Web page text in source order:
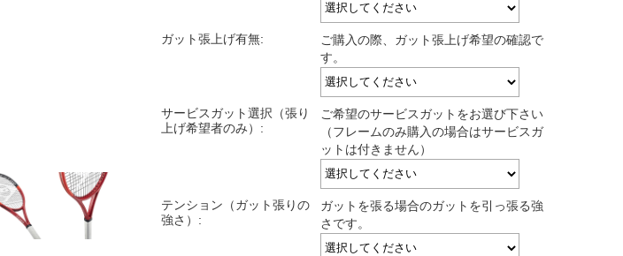
ガット張上げ有無:
ご購入の際、ガット張上げ希望の確認で
す。
サービスガット選択（張り
上げ希望者のみ）:
ご希望のサービスガットをお選び下さい
（フレームのみ購入の場合はサービスガ
ットは付きません）
テンション（ガット張りの
強さ）:
ガットを張る場合のガットを引っ張る強
さです。